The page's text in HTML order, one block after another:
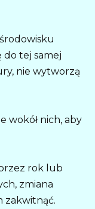
do tej samej
nie wytworzą
wokół nich, aby
rok lub
zmiana
zakwitnąć.